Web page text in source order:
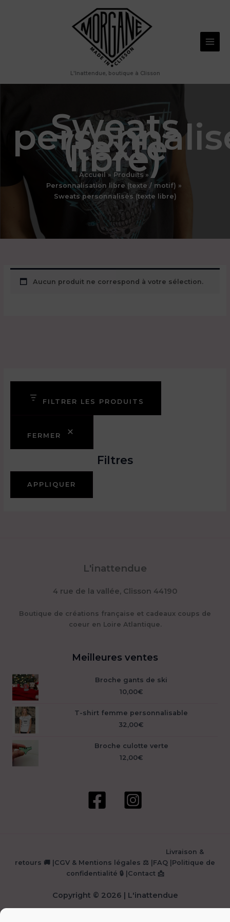
L'Inattendue, boutique à Clisson
Sweats
(texte
libre)
Accueil
Produits
Personnalisation libre (texte / motif)
Sweats personnalisés (texte libre)
FILTRER LES PRODUITS
FERMER
Filtres
APPLIQUER
Aucun produit ne correspond à votre sélection.
L'inattendue
4 rue de la vallée, Clisson 44190
Boutique de créations française et cadeaux coups de
coeur en Loire Atlantique.
Meilleures ventes
Broche gants de ski
10,00€
T-shirt femme personnalisable
32,00€
Broche culotte verte
12,00€
Livraison &
retours 🚚 |CGV & Mentions légales ⚖️ |FAQ |Politique de
confidentialité 🔒|Contact 📩
Copyright © 2026 | L'inattendue